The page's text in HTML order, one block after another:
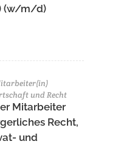
(w/m/d)
und Recht
Mitarbeiter
Recht,
und